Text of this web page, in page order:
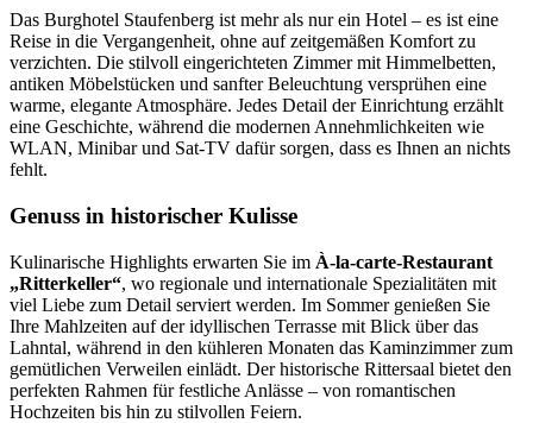
Das Burghotel Staufenberg ist mehr als nur ein Hotel – es ist eine
Reise in die Vergangenheit, ohne auf zeitgemäßen Komfort zu
verzichten. Die stilvoll eingerichteten Zimmer mit Himmelbetten,
antiken Möbelstücken und sanfter Beleuchtung versprühen eine
warme, elegante Atmosphäre. Jedes Detail der Einrichtung erzählt
eine Geschichte, während die modernen Annehmlichkeiten wie
WLAN, Minibar und Sat-TV dafür sorgen, dass es Ihnen an nichts
fehlt.
Genuss in historischer Kulisse
Kulinarische Highlights erwarten Sie im À-la-carte-Restaurant
„Ritterkeller“, wo regionale und internationale Spezialitäten mit
viel Liebe zum Detail serviert werden. Im Sommer genießen Sie
Ihre Mahlzeiten auf der idyllischen Terrasse mit Blick über das
Lahntal, während in den kühleren Monaten das Kaminzimmer zum
gemütlichen Verweilen einlädt. Der historische Rittersaal bietet den
perfekten Rahmen für festliche Anlässe – von romantischen
Hochzeiten bis hin zu stilvollen Feiern.